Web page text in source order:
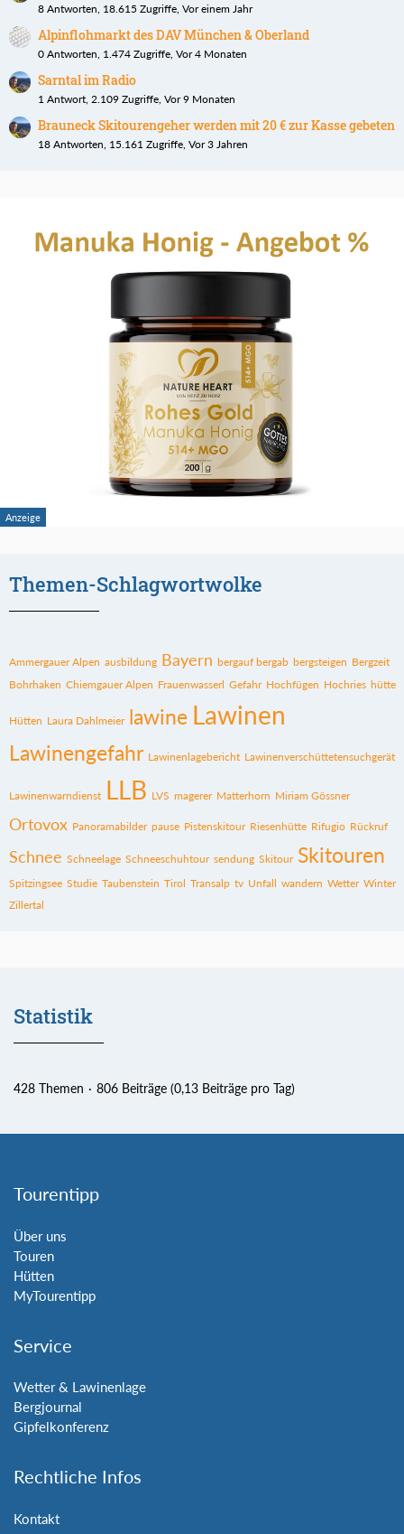
8 Antworten, 18.615 Zugriffe, Vor einem Jahr
Alpinflohmarkt des DAV München & Oberland
0 Antworten, 1.474 Zugriffe, Vor 4 Monaten
Sarntal im Radio
1 Antwort, 2.109 Zugriffe, Vor 9 Monaten
Brauneck Skitourengeher werden mit 20 € zur Kasse gebeten
18 Antworten, 15.161 Zugriffe, Vor 3 Jahren
Themen-Schlagwortwolke
Ammergauer Alpen ausbildung Bayern bergauf bergab bergsteigen Bergzeit
Bohrhaken Chiemgauer Alpen Frauenwasserl Gefahr Hochfügen Hochries hütte
Hütten Laura Dahlmeier lawine Lawinen
Lawinengefahr Lawinenlagebericht Lawinenverschüttetensuchgerät
Lawinenwarndienst LLB LVS magerer Matterhorn Miriam Gössner
Ortovox Panoramabilder pause Pistenskitour Riesenhütte Rifugio Rückruf
Schnee Schneelage Schneeschuhtour sendung Skitour Skitouren
Spitzingsee Studie Taubenstein Tirol Transalp tv Unfall wandern Wetter Winter
Zillertal
Statistik
428 Themen 806 Beiträge (0,13 Beiträge pro Tag)
Tourentipp
Über uns
Touren
Hütten
MyTourentipp
Service
Wetter & Lawinenlage
Bergjournal
Gipfelkonferenz
Rechtliche Infos
Kontakt